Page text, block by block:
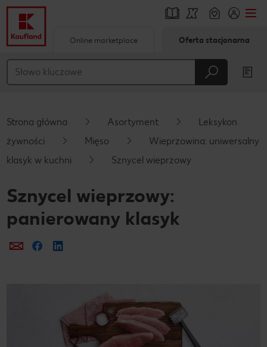
Główna treść
Pływający pasek boczny
Online marketplace Oferta stacjonarna
Strona główna Asortyment
Leksykon
żywności
Mięso
Wieprzowina: uniwersalny
klasyk w kuchni
Sznycel wieprzowy
Sznycel wieprzowy:
panierowany klasyk
Prześlij e-mailem
Udostępnij na Facebooku